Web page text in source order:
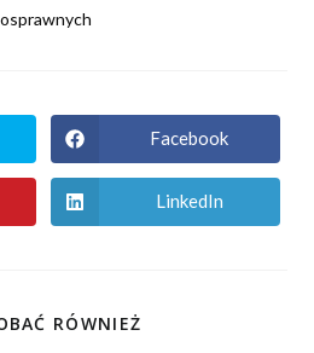
Facebook
LinkedIn
RÓWNIEŻ